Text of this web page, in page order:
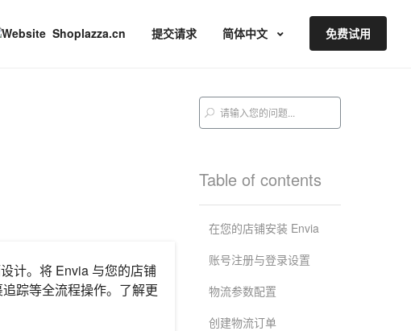
Shoplazza.cn 提交请求 简体中文 免费试用
计。将 Envia 与您的店铺
踪等全流程操作。了解更
Table of contents
在您的店铺安装 Envia
账号注册与登录设置
物流参数配置
创建物流订单